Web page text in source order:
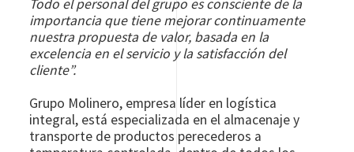
Todo el personal del grupo es consciente de la
importancia que tiene mejorar continuamente
nuestra propuesta de valor, basada en la
excelencia en el servicio y la satisfacción del
cliente”.
Grupo Molinero, empresa líder en logística
integral, está especializada en el almacenaje y
transporte de productos perecederos a